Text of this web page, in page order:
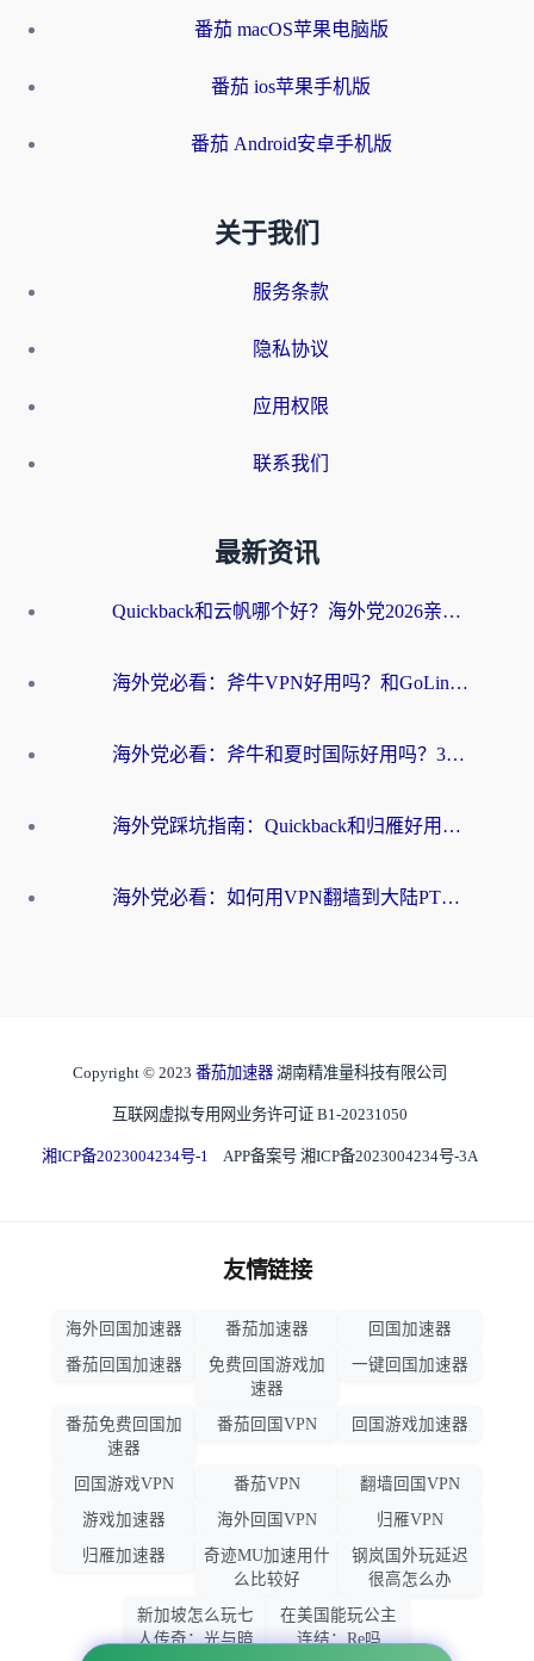
番茄 macOS苹果电脑版
番茄 ios苹果手机版
番茄 Android安卓手机版
关于我们
服务条款
隐私协议
应用权限
联系我们
最新资讯
Quickback和云帆哪个好？海外党2026亲测指南：选对加速器大陆工具，无缝刷国内剧玩国服
海外党必看：斧牛VPN好用吗？和GoLinkVPN对比哪个回国效果更好？
海外党必看：斧牛和夏时国际好用吗？3步选对回国加速器，无缝刷国内资源
海外党踩坑指南：Quickback和归雁好用吗？选对加速器才能无缝刷国内资源
海外党必看：如何用VPN翻墙到大陆PTT？一篇解决你所有回国加速痛点
Copyright © 2023 番茄加速器 湖南精准量科技有限公司
互联网虚拟专用网业务许可证 B1-20231050
湘ICP备2023004234号-1 APP备案号 湘ICP备2023004234号-3A
友情链接
海外回国加速器 番茄加速器
回国加速器
番茄回国加速器
免费回国游戏加
速器
一键回国加速器
番茄免费回国加
速器
番茄回国VPN 回国游戏加速器
回国游戏VPN 番茄VPN
翻墙回国VPN
游戏加速器
海外回国VPN
归雁VPN
归雁加速器
奇迹MU加速用什
么比较好
钢岚国外玩延迟
很高怎么办
新加坡怎么玩七
人传奇：光与暗
在美国能玩公主
连结：Re吗